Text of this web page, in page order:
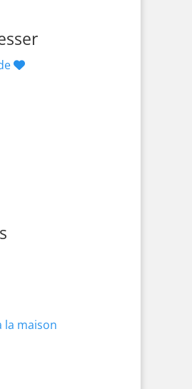
la maison